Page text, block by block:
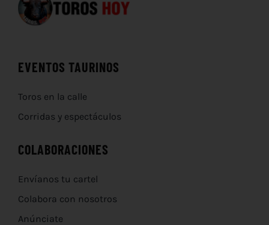
EVENTOS TAURINOS
Toros en la calle
Corridas y espectáculos
COLABORACIONES
Envíanos tu cartel
Colabora con nosotros
Anúnciate